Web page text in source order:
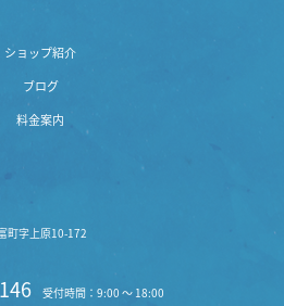
ショップ紹介
ブログ
料金案内
町字上原10-172
受付時間：9:00 〜 18:00